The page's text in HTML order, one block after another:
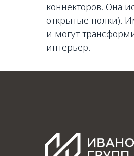
коннекторов. Она
открытые полки).
и могут
интерьер.